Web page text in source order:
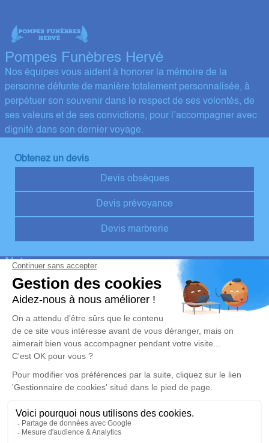
Pompes Funèbres Hervé
Nos équipes vous aident à honorer la mémoire de la
personne défunte de manière totalement personnalisée, à
perpétuer son souvenir dans le respect de ses volontés, de
ses valeurs et de ses convictions, pour l’accompagner avec
dignité dans son dernier voyage.
Obtenez un devis
Devis obsèques
Devis prévoyance
Devis marbrerie
Notre agence
Pompes Funèbres Hervé
02 55 60 50 00
1 Rue Pierre Fontaine - 37330 - Couesmes
4.7/5 - 10 avis
Nos Services
Monuments funéraires v1
Demande de rendez-vous en
Mentions légales
Politique de traitement des données personnelles